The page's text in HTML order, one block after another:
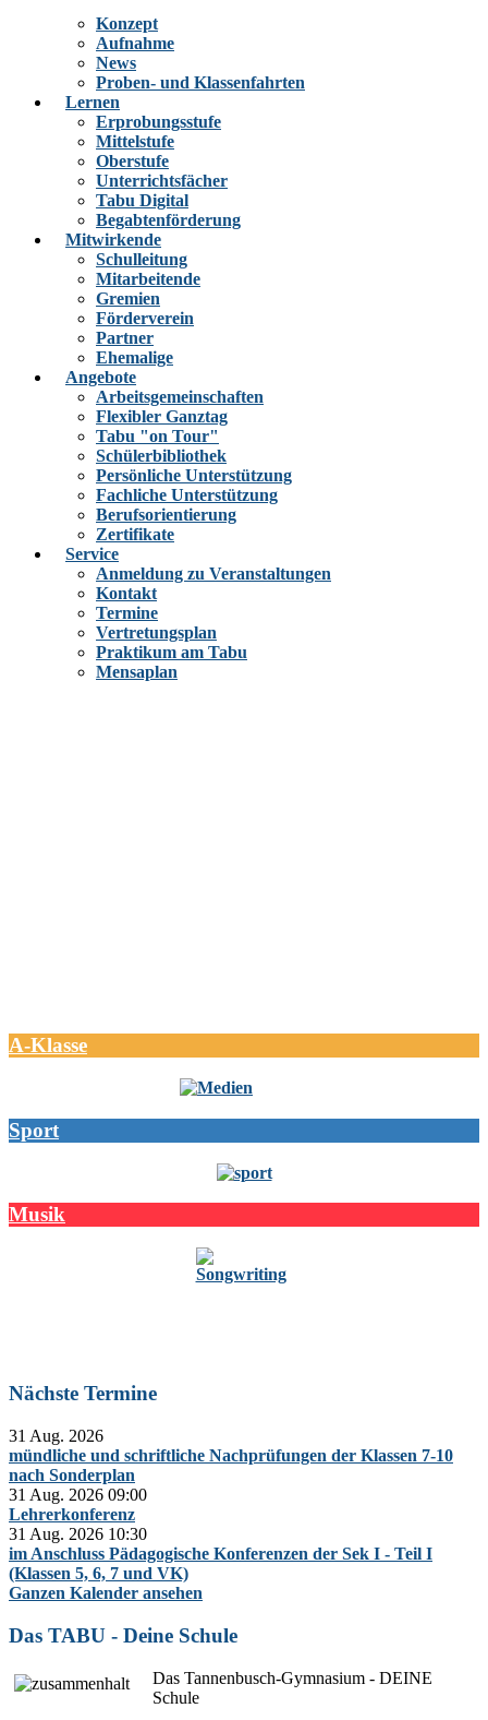
Konzept
Aufnahme
News
Proben- und Klassenfahrten
Lernen
Erprobungsstufe
Mittelstufe
Oberstufe
Unterrichtsfächer
Tabu Digital
Begabtenförderung
Mitwirkende
Schulleitung
Mitarbeitende
Gremien
Förderverein
Partner
Ehemalige
Angebote
Arbeitsgemeinschaften
Flexibler Ganztag
Tabu "on Tour"
Schülerbibliothek
Persönliche Unterstützung
Fachliche Unterstützung
Berufsorientierung
Zertifikate
Service
Anmeldung zu Veranstaltungen
Kontakt
Termine
Vertretungsplan
Praktikum am Tabu
Mensaplan
A-Klasse
Sport
Musik
Nächste Termine
31 Aug. 2026
mündliche und schriftliche Nachprüfungen der Klassen 7-10
nach Sonderplan
31 Aug. 2026 09:00
Lehrerkonferenz
31 Aug. 2026 10:30
im Anschluss Pädagogische Konferenzen der Sek I - Teil I
(Klassen 5, 6, 7 und VK)
Ganzen Kalender ansehen
Das TABU - Deine Schule
Das Tannenbusch-Gymnasium - DEINE
Schule